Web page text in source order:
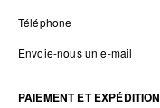
Téléphone
Envoie-nous un e-mail
PAIEMENT ET EXPÉDITION